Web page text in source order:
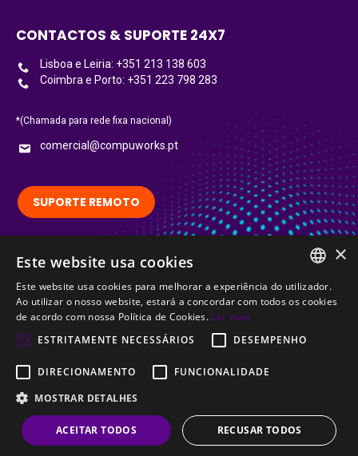
CONTACTOS & SUPORTE 24X7
Lisboa e Leiria: +351 213 138 603
Coimbra e Porto: +351 223 798 283
*(Chamada para rede fixa nacional)
comercial@compuworks.pt
SUPORTE REMOTO
Siga-nos no LinkedIn:
LinkedIn
Certified
© CompuWorks 2002-2026. All rights reserved.
Menu Termos
PORTUGUESE
×
Este website usa cookies
Este website usa cookies para melhorar a experiência do utilizador.
Ao utilizar o nosso website, estará a concordar com todos os cookies
de acordo com nossa Política de Cookies. Ler mais
ESTRITAMENTE NECESSÁRIOS
DESEMPENHO
DIRECIONAMENTO
FUNCIONALIDADE
MOSTRAR DETALHES
ACEITAR TODOS RECUSAR TODOS